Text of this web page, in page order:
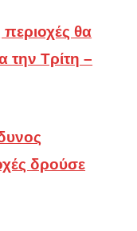
θα
την Τρίτη –
δρούσε